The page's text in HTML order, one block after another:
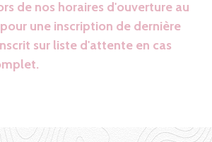
de nos horaires d'ouverture au
une inscription de dernière
sur liste d'attente en cas